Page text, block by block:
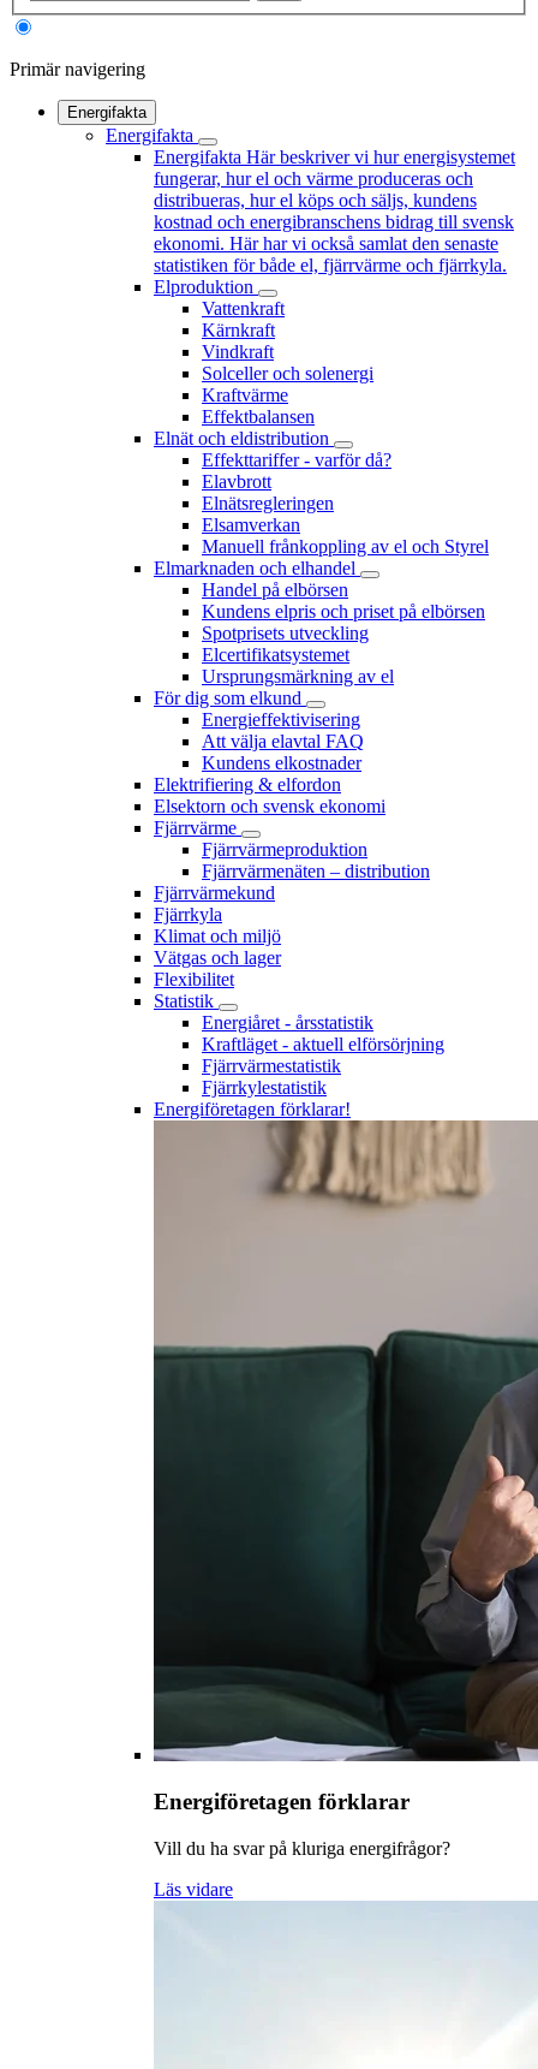
Primär navigering
Energifakta
Energifakta
Energifakta Här beskriver vi hur energisystemet
fungerar, hur el och värme produceras och
distribueras, hur el köps och säljs, kundens
kostnad och energibranschens bidrag till svensk
ekonomi. Här har vi också samlat den senaste
statistiken för både el, fjärrvärme och fjärrkyla.
Elproduktion
Vattenkraft
Kärnkraft
Vindkraft
Solceller och solenergi
Kraftvärme
Effektbalansen
Elnät och eldistribution
Effekttariffer - varför då?
Elavbrott
Elnätsregleringen
Elsamverkan
Manuell frånkoppling av el och Styrel
Elmarknaden och elhandel
Handel på elbörsen
Kundens elpris och priset på elbörsen
Spotprisets utveckling
Elcertifikatsystemet
Ursprungsmärkning av el
För dig som elkund
Energieffektivisering
Att välja elavtal FAQ
Kundens elkostnader
Elektrifiering & elfordon
Elsektorn och svensk ekonomi
Fjärrvärme
Fjärrvärmeproduktion
Fjärrvärmenäten – distribution
Fjärrvärmekund
Fjärrkyla
Klimat och miljö
Vätgas och lager
Flexibilitet
Statistik
Energiåret - årsstatistik
Kraftläget - aktuell elförsörjning
Fjärrvärmestatistik
Fjärrkylestatistik
Energiföretagen förklarar!
Energiföretagen förklarar
Vill du ha svar på kluriga energifrågor?
Läs vidare